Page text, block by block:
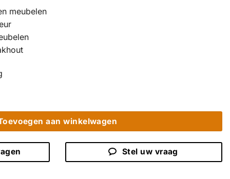
meubelen
- Maatwerk Hoek TV Kast aantal
aan winkelwagen
Stel uw vraag